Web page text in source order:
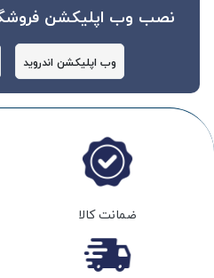
نصب وب اپلیکشن
وب اپلیکشن اندروید
ضمانت کالا